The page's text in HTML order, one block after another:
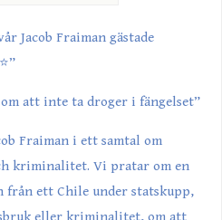
Jacob Fraimangästade
”
att inte ta droger i fängelset”
Fraiman i ett samtal om
kriminalitet. Vi pratar om en
från ett Chile under statskupp,